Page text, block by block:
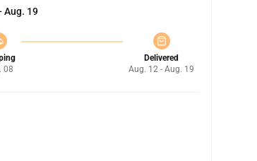
Aug. 19
08
Delivered
Aug. 12 - Aug. 19